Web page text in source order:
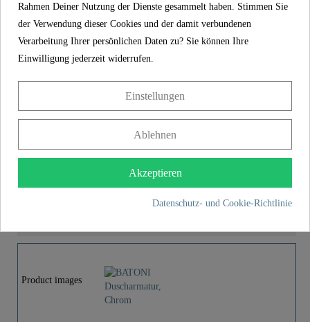
verbindliche Versprechen unterstreicht das Engagement für
Vertrauen und Qualität bei jedem Einkauf.
Lieferumfang
Montageanleitung
WEITERE INFOS
Product images
Rahmen Deiner Nutzung der Dienste gesammelt haben. Stimmen Sie
der Verwendung dieser Cookies und der damit verbundenen
Verarbeitung Ihrer persönlichen Daten zu? Sie können Ihre
Einwilligung jederzeit widerrufen.
Einstellungen
Ablehnen
Akzeptieren
Datenschutz- und Cookie-Richtlinie